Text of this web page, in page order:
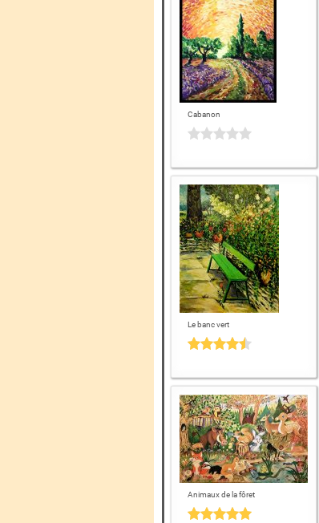
Cabanon
Le banc vert
Animaux de la fôret